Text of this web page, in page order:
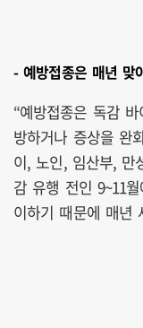
- 예방접종은 매년 맞
“예방접종은 독감
방하거나 증상을 완
이, 노인, 임산부, 만
감 유행 전인 9~11
이하기 때문에 매년